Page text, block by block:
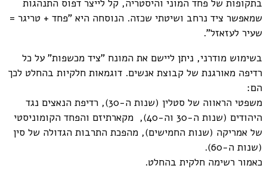
בתקופות של פחד המוני והיסטריה, קל לייצר דפוס התנהגות
שמאפשר ציד נרחב ושיטתי שכזה. הנוסחה היא "פחד + טריגר =
שעיר לעזאזל".
בשימוש מודרני, ניתן ליישם את המונח "ציד מכשפות" על כל
רדיפה מאורגנת של קבוצת אנשים. דוגמאות חלקיות בהחלט לכך
הם:
משפטי הראווה של סטלין (שנות ה-30), רדיפת הנאצים נגד
היהודים (שנות ה-30 וה-40), מקארתיזם והפחד הקומוניסטי
של אמריקה (שנות החמישים), מהפכת התרבות הגדולה של סין
(שנות ה-60).
כאמור רשימה חלקית בהחלט.